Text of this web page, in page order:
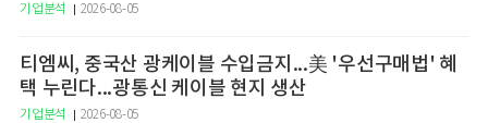
기업분석 2026-08-05
티엠씨, 중국산 광케이블 수입금지...美 '우선구매법' 혜
택 누린다...광통신 케이블 현지 생산
기업분석 2026-08-05